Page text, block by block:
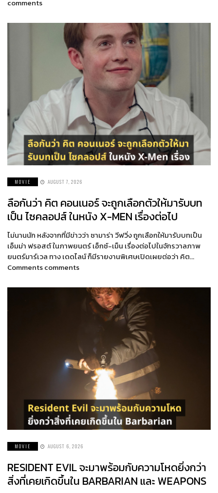
comments
MOVIE AUGUST 7, 2026
ลือกันว่า คิต คอนเนอร์ จะถูกเลือกตัวให้มารับบท
เป็น ไซคลอปส์ ในหนัง X-MEN เรื่องต่อไป
ไม่นานนัก หลังจากที่มีข่าวว่า ซามาร่า วีฟวิ่ง ถูกเลือกให้มารับบทเป็น
เอ็มม่า ฟรอสต์ ในภาพยนตร์ เอ็กซ์-เม็น เรื่องต่อไปในจักรวาลภาพ
ยนตร์มาร์เวล ทาง เดดไลน์ ก็มีรายงานพิเศษเปิดเผยต่อว่า คิต…
Comments comments
MOVIE AUGUST 6, 2026
RESIDENT EVIL จะมาพร้อมกับความโหดยิ่งกว่า
สิ่งที่เคยเกิดขึ้นใน BARBARIAN และ WEAPONS